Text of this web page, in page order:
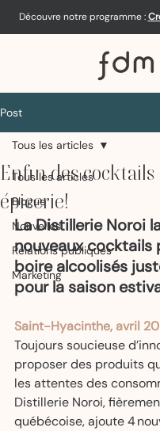
Découvre notre programme :
Post
Tous les articles
Blogue
Nouvelles
Relations publiques
Marketing
Tous les articles
Enfin des cocktails
épicerie!
La Distillerie Noroi
nouveaux cocktails
boire alcoolisés
pour la saison
Saint-Hyacinthe, avril
Toujours soucieuse
proposer des produits
les attentes des
Distillerie Noroi,
québécoise, ajoute 4